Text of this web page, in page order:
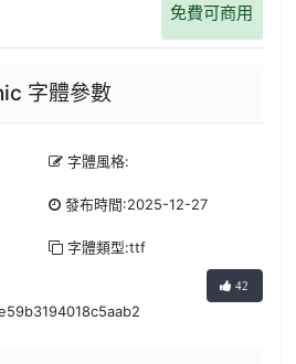
免費可商用
字體參數
字體風格:
發布時間:2025-12-27
字體類型:ttf
42